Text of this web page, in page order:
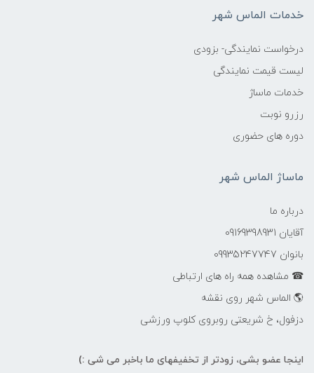
خدمات الماس شهر
درخواست نمایندگی- بزودی
لیست قیمت نمایندگی
خدمات ماساژ
رزرو نوبت
دوره های حضوری
ماساژ الماس شهر
درباره ما
آقایان 09169398931
بانوان 09935247747
☎ مشاهده همه راه های ارتباطی
🌎 الماس شهر روی نقشه
دزفول، خ شریعتی روبروی کلوپ ورزشی
اینجا عضو بشی، زودتر از تخفیفهای ما باخبر می شی :)